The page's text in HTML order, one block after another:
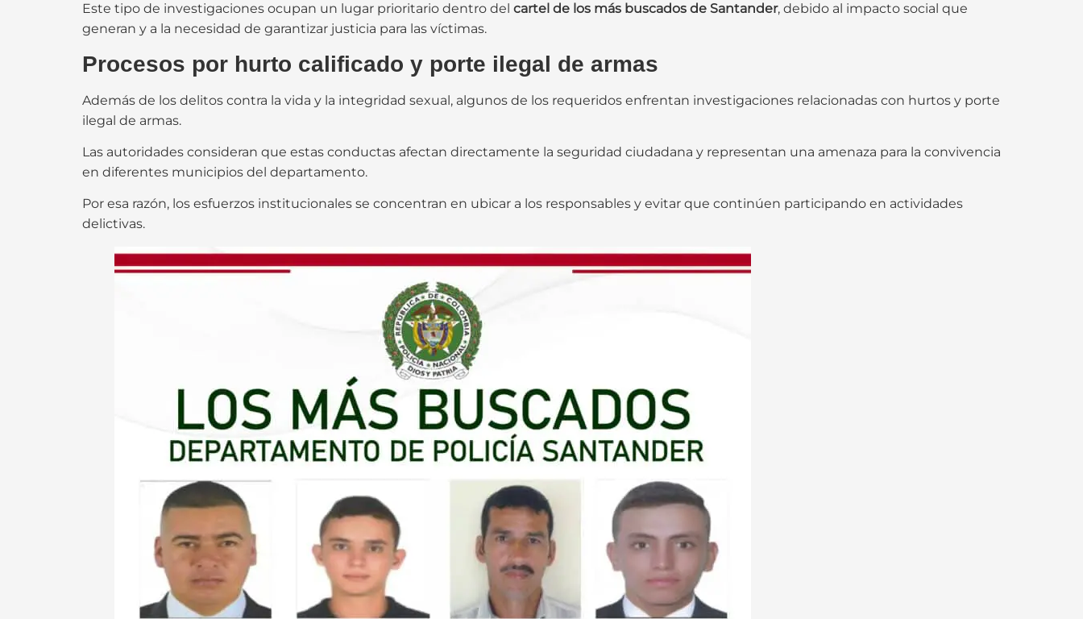
Este tipo de investigaciones ocupan un lugar prioritario dentro del cartel de los más buscados de Santander, debido al impacto social que
generan y a la necesidad de garantizar justicia para las víctimas.
Procesos por hurto calificado y porte ilegal de armas
Además de los delitos contra la vida y la integridad sexual, algunos de los requeridos enfrentan investigaciones relacionadas con hurtos y porte
ilegal de armas.
Las autoridades consideran que estas conductas afectan directamente la seguridad ciudadana y representan una amenaza para la convivencia
en diferentes municipios del departamento.
Por esa razón, los esfuerzos institucionales se concentran en ubicar a los responsables y evitar que continúen participando en actividades
delictivas.